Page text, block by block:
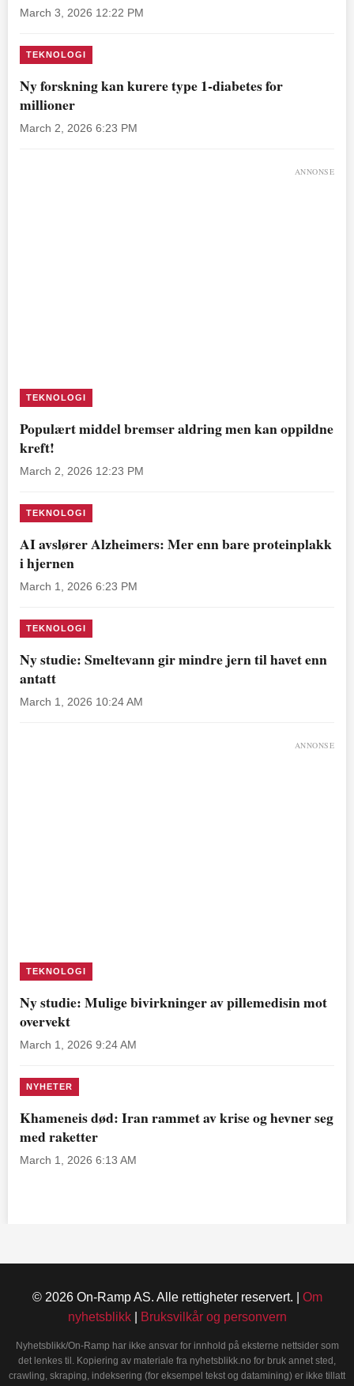
March 3, 2026 12:22 PM
TEKNOLOGI
Ny forskning kan kurere type 1-diabetes for
millioner
March 2, 2026 6:23 PM
ANNONSE
TEKNOLOGI
Populært middel bremser aldring men kan oppildne
kreft!
March 2, 2026 12:23 PM
TEKNOLOGI
AI avslører Alzheimers: Mer enn bare proteinplakk
i hjernen
March 1, 2026 6:23 PM
TEKNOLOGI
Ny studie: Smeltevann gir mindre jern til havet enn
antatt
March 1, 2026 10:24 AM
ANNONSE
TEKNOLOGI
Ny studie: Mulige bivirkninger av pillemedisin mot
overvekt
March 1, 2026 9:24 AM
NYHETER
Khameneis død: Iran rammet av krise og hevner seg
med raketter
March 1, 2026 6:13 AM
© 2026 On-Ramp AS. Alle rettigheter reservert. | Om
nyhetsblikk| Bruksvilkår og personvern
Nyhetsblikk/On-Ramp har ikke ansvar for innhold på eksterne nettsider som
det lenkes til. Kopiering av materiale fra nyhetsblikk.no for bruk annet sted,
crawling, skraping, indeksering (for eksempel tekst og datamining) er ikke tillatt